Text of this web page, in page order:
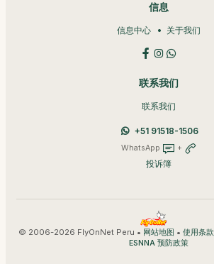
信息
信息中心 关于我们
联系我们
联系我们
+51 91518-1506
WhatsApp +
投诉簿
© 2006-2026 FlyOnNet Peru • 网站地图 • 使用条款
ESNNA 预防政策